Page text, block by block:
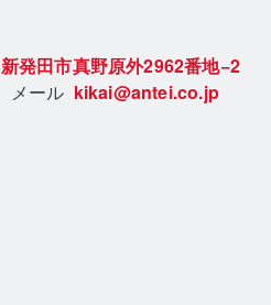
新発田市真野原外2962番地−2
メール kikai@antei.co.jp